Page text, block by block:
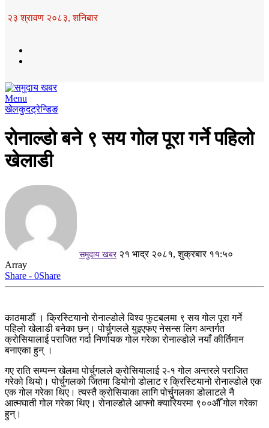
२३ श्रावण २०८३, शनिबार
Menu
खेलकुदट्रेन्डिङ
रोनाल्डो बने ९ सय गोल पूरा गर्ने पहिलो
खेलाडी
समुदाय खबर २१ भाद्र २०८१, शुक्रबार ११:५०
Array
Share - 0Share
काठमाडौं । क्रिस्टियानो रोनाल्डोले विश्व फुटबलमा ९ सय गोल पूरा गर्ने
पहिलो खेलाडी बनेका छन्। पोर्चुगलले युइएफए नेसन्स लिग अन्तर्गत
क्रोसियालाई पराजित गर्दा निर्णायक गोल गरेका रोनाल्डोले नयाँ कीर्तिमान
बनाएका हुन् ।
गए राति सम्पन्न खेलमा पोर्चुगलले क्रोसियालाई २-१ गोल अन्तरले पराजित
गरेको थियो। पोर्चुगलको जितमा डियोगो डोलाट र क्रिस्टियानो रोनाल्डोले एक
एक गोल गरेका थिए। त्यस्तै क्रोसियाका लागि पोर्चुगलका डोलाटले नै
आत्मघाती गोल गरेका थिए। रोनाल्डोले आफ्नो क्यारियरमा ९००औँ गोल गरेका
हुन्।